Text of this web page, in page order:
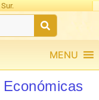
MENU